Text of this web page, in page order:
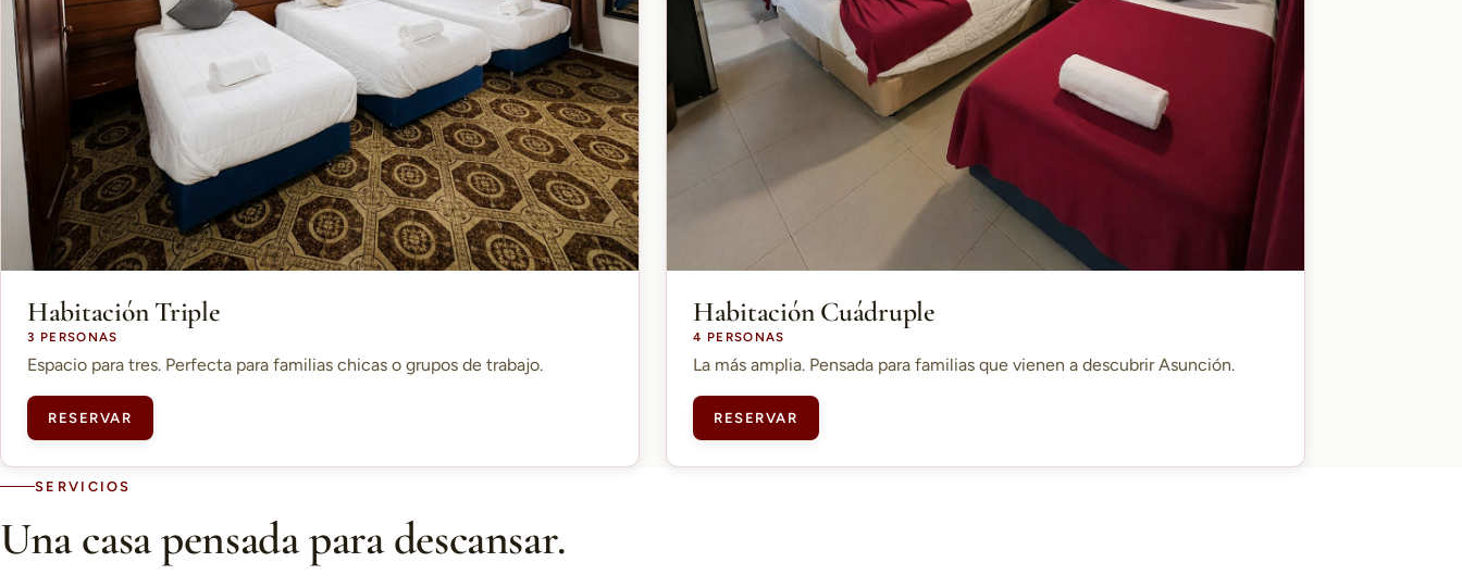
Habitación Triple
3 PERSONAS
Espacio para tres. Perfecta para familias chicas o grupos de trabajo.
RESERVAR
Habitación Cuádruple
4 PERSONAS
La más amplia. Pensada para familias que vienen a descubrir Asunción.
RESERVAR
SERVICIOS
Una casa pensada para descansar.